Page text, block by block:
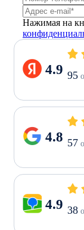
Нажимая на
4.9 95
4.8 57
4.9 38